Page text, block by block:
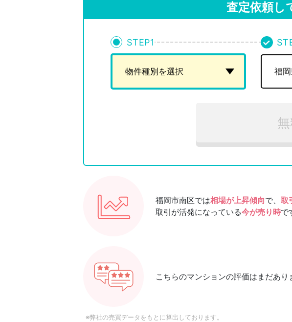
査定依頼し
STEP1
福岡市南区では相場が上昇傾向で、 取
取引が活発になっている今が売り時で
こちらのマンションの評価はまだあり
※弊社の売買データをもとに算出しております。